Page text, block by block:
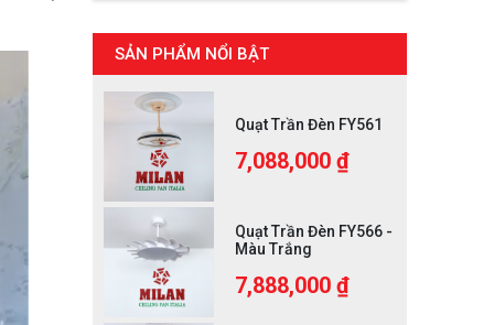
SẢN PHẨM NỔI BẬT
Quạt Trần Đèn FY561
7,088,000 ₫
Quạt Trần Đèn FY566 -
Màu Trắng
7,888,000 ₫